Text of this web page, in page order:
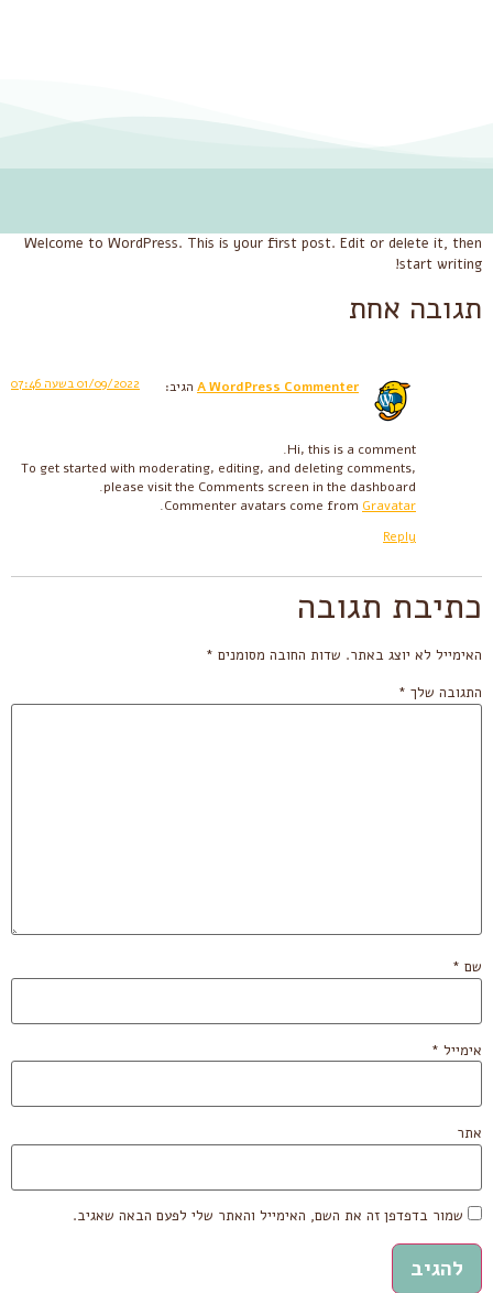
Welcome to WordPress. This is your first post. Edit or delete it, then
start writing!
תגובה אחת
A WordPress Commenter הגיב: 01/09/2022 בשעה 07:46
Hi, this is a comment.
To get started with moderating, editing, and deleting comments,
please visit the Comments screen in the dashboard.
Commenter avatars come from Gravatar
.
Reply
כתיבת תגובה
האימייל לא יוצג באתר. שדות החובה מסומנים *
התגובה שלך *
שם *
אימייל *
אתר
שמור בדפדפן זה את השם, האימייל והאתר שלי לפעם הבאה שאגיב.